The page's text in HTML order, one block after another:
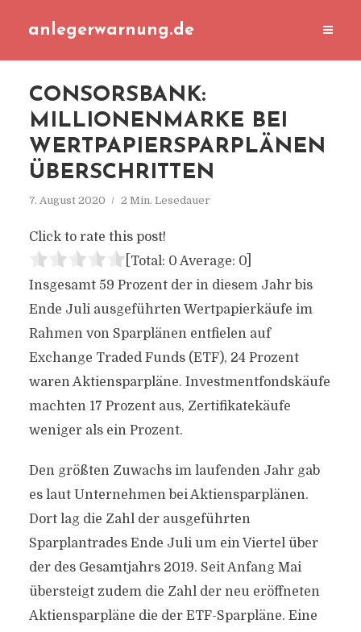
anlegerwarnung.de
CONSORSBANK:
MILLIONENMARKE BEI
WERTPAPIERSPARPLÄNEN
ÜBERSCHRITTEN
7. August 2020 2 Min. Lesedauer
Click to rate this post!
[Total: 0 Average: 0]
Insgesamt 59 Prozent der in diesem Jahr bis
Ende Juli ausgeführten Wertpapierkäufe im
Rahmen von Sparplänen entfielen auf
Exchange Traded Funds (ETF), 24 Prozent
waren Aktiensparpläne. Investmentfondskäufe
machten 17 Prozent aus, Zertifikatekäufe
weniger als ein Prozent.
Den größten Zuwachs im laufenden Jahr gab
es laut Unternehmen bei Aktiensparplänen.
Dort lag die Zahl der ausgeführten
Sparplantrades Ende Juli um ein Viertel über
der des Gesamtjahrs 2019. Seit Anfang Mai
übersteigt zudem die Zahl der neu eröffneten
Aktiensparpläne die der ETF-Sparpläne. Eine